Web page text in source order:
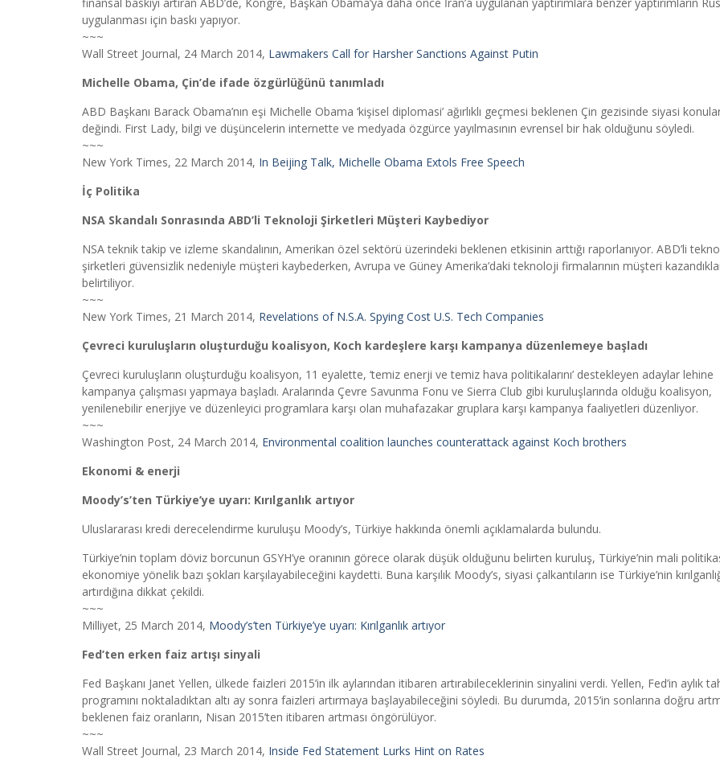
uygulanması için baskı yapıyor.
~~~
Wall Street Journal, 24 March 2014, Lawmakers Call for Harsher Sanctions Against Putin
Michelle Obama, Çin’de ifade özgürlüğünü tanımladı
ABD Başkanı Barack Obama’nın eşi Michelle Obama ‘kişisel diplomasi’ ağırlıklı geçmesi beklenen Çin gezisinde siyasi
değindi. First Lady, bilgi ve düşüncelerin internette ve medyada özgürce yayılmasının evrensel bir hak olduğunu söyledi.
~~~
New York Times, 22 March 2014, In Beijing Talk, Michelle Obama Extols Free Speech
İç Politika
NSA Skandalı Sonrasında ABD’li Teknoloji Şirketleri Müşteri Kaybediyor
NSA teknik takip ve izleme skandalının, Amerikan özel sektörü üzerindeki beklenen etkisinin arttığı raporlanıyor. ABD’li
şirketleri güvensizlik nedeniyle müşteri kaybederken, Avrupa ve Güney Amerika’daki teknoloji firmalarının müşteri
belirtiliyor.
~~~
New York Times, 21 March 2014, Revelations of N.S.A. Spying Cost U.S. Tech Companies
Çevreci kuruluşların oluşturduğu koalisyon, Koch kardeşlere karşı kampanya düzenlemeye başladı
Çevreci kuruluşların oluşturduğu koalisyon, 11 eyalette, ‘temiz enerji ve temiz hava politikalarını’ destekleyen adaylar lehine
kampanya çalışması yapmaya başladı. Aralarında Çevre Savunma Fonu ve Sierra Club gibi kuruluşlarında olduğu koalisyon,
yenilenebilir enerjiye ve düzenleyici programlara karşı olan muhafazakar gruplara karşı kampanya faaliyetleri düzenliyor.
~~~
Washington Post, 24 March 2014, Environmental coalition launches counterattack against Koch brothers
Ekonomi & enerji
Moody’s’ten Türkiye’ye uyarı: Kırılganlık artıyor
Uluslararası kredi derecelendirme kuruluşu Moody’s, Türkiye hakkında önemli açıklamalarda bulundu.
Türkiye’nin toplam döviz borcunun GSYH’ye oranının görece olarak düşük olduğunu belirten kuruluş, Türkiye’nin mali
ekonomiye yönelik bazı şokları karşılayabileceğini kaydetti. Buna karşılık Moody’s, siyasi çalkantıların ise Türkiye’nin
artırdığına dikkat çekildi.
~~~
Milliyet, 25 March 2014, Moody’s’ten Türkiye’ye uyarı: Kırılganlık artıyor
Fed’ten erken faiz artışı sinyali
Fed Başkanı Janet Yellen, ülkede faizleri 2015’in ilk aylarından itibaren artırabileceklerinin sinyalini verdi. Yellen, Fed’in aylık
programını noktaladıktan altı ay sonra faizleri artırmaya başlayabileceğini söyledi. Bu durumda, 2015’in sonlarına doğru
beklenen faiz oranların, Nisan 2015’ten itibaren artması öngörülüyor.
~~~
Wall Street Journal, 23 March 2014, Inside Fed Statement Lurks Hint on Rates